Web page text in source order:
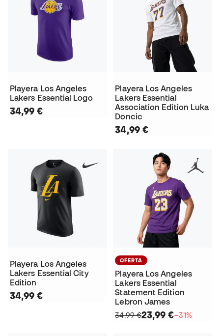
Playera Los Angeles
Lakers Essential Logo
34,99 €
Playera Los Angeles
Lakers Essential
Association Edition Luka
Doncic
34,99 €
Playera Los Angeles
Lakers Essential City
Edition
34,99 €
OFERTA
Playera Los Angeles
Lakers Essential
Statement Edition
Lebron James
34,99 €23,99 €−31%